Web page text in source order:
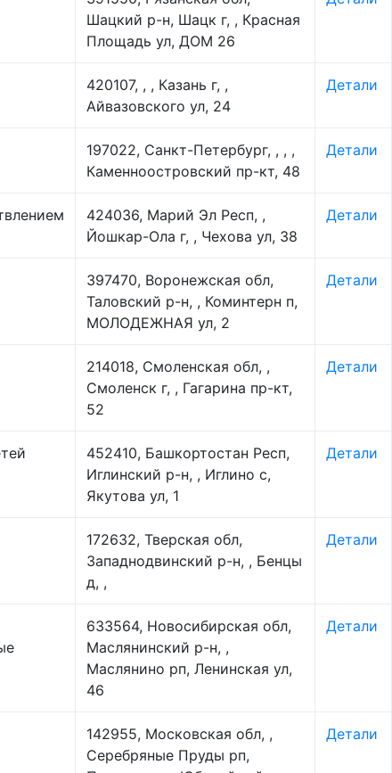
Шацкий р-н, Шацк г, , Красная
Площадь ул, ДОМ 26
420107, , , Казань г, ,
Айвазовского ул, 24
Детали
197022, Санкт-Петербург, , , ,
Каменноостровский пр-кт, 48
Детали
424036, Марий Эл Респ, ,
Йошкар-Ола г, , Чехова ул, 38
Детали
397470, Воронежская обл,
Таловский р-н, , Коминтерн п,
МОЛОДЕЖНАЯ ул, 2
Детали
214018, Смоленская обл, ,
Смоленск г, , Гагарина пр-кт,
52
Детали
452410, Башкортостан Респ,
Иглинский р-н, , Иглино с,
Якутова ул, 1
Детали
172632, Тверская обл,
Западнодвинский р-н, , Бенцы
д, ,
Детали
633564, Новосибирская обл,
Маслянинский р-н, ,
Маслянино рп, Ленинская ул,
46
Детали
142955, Московская обл, ,
Серебряные Пруды рп,
Детали